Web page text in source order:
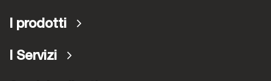
I prodotti
I Servizi